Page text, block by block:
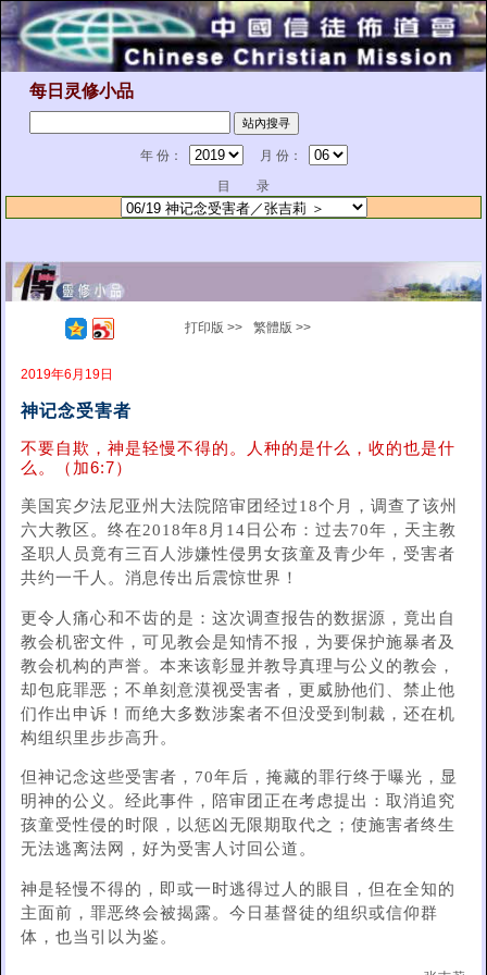
每日灵修小品
年 份：
月 份：
目 录
打印版 >> 繁體版 >>
2019年6月19日
神记念受害者
不要自欺，神是轻慢不得的。人种的是什么，收的也是什
么。（加6:7）
美国宾夕法尼亚州大法院陪审团经过18个月，调查了该州
六大教区。终在2018年8月14日公布：过去70年，天主教
圣职人员竟有三百人涉嫌性侵男女孩童及青少年，受害者
共约一千人。消息传出后震惊世界！
更令人痛心和不齿的是：这次调查报告的数据源，竟出自
教会机密文件，可见教会是知情不报，为要保护施暴者及
教会机构的声誉。本来该彰显并教导真理与公义的教会，
却包庇罪恶；不单刻意漠视受害者，更威胁他们、禁止他
们作出申诉！而绝大多数涉案者不但没受到制裁，还在机
构组织里步步高升。
但神记念这些受害者，70年后，掩藏的罪行终于曝光，显
明神的公义。经此事件，陪审团正在考虑提出：取消追究
孩童受性侵的时限，以惩凶无限期取代之；使施害者终生
无法逃离法网，好为受害人讨回公道。
神是轻慢不得的，即或一时逃得过人的眼目，但在全知的
主面前，罪恶终会被揭露。今日基督徒的组织或信仰群
体，也当引以为鉴。